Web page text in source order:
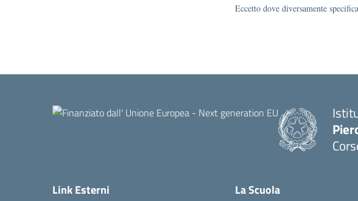
Eccetto dove diversamente
Link Esterni La Scuola